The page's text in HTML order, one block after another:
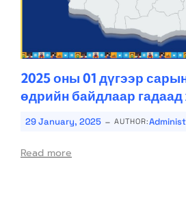
2025 оны 01 дүгээр
өдрийн байдлаар
29 January, 2025 - AUTHOR:
Read more